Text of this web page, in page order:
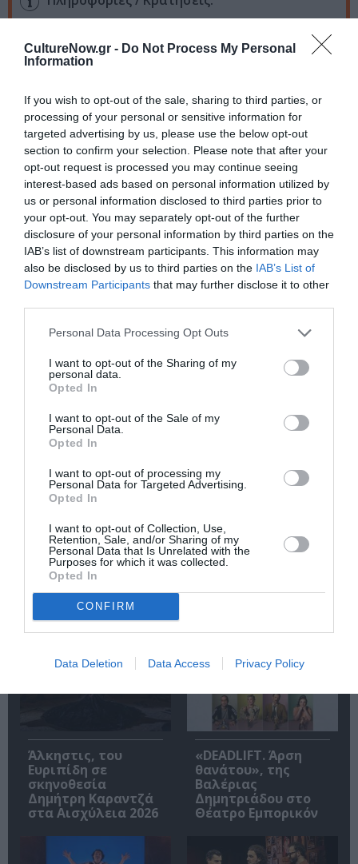
CultureNow.gr - Do Not Process My Personal
Information
If you wish to opt-out of the sale, sharing to third parties, or
processing of your personal or sensitive information for
targeted advertising by us, please use the below opt-out
section to confirm your selection. Please note that after your
opt-out request is processed you may continue seeing
interest-based ads based on personal information utilized by
us or personal information disclosed to third parties prior to
your opt-out. You may separately opt-out of the further
disclosure of your personal information by third parties on the
IAB’s list of downstream participants. This information may
also be disclosed by us to third parties on the IAB’s List of
Downstream Participants that may further disclose it to other
Personal Data Processing Opt Outs
I want to opt-out of the Sharing of my
personal data.
Opted In
I want to opt-out of the Sale of my
Personal Data.
Opted In
I want to opt-out of processing my
Personal Data for Targeted Advertising.
Opted In
I want to opt-out of Collection, Use,
Retention, Sale, and/or Sharing of my
Personal Data that Is Unrelated with the
Purposes for which it was collected.
Opted In
CONFIRM
Data Deletion Data Access Privacy Policy
μάθετε πρώτοι όλες τις ειδήσεις
Δείτε όλα τατελευταία νέαγια την Τέχνη και τον
Πολιτισμό στοCulturenow.gr
Νέοι Διαγωνισμοί❯
Tags
ΒΑΣΙΛΗΣ ΚΑΤΣΙΚΟΝΟΥΡΗΣ
ΔΡΑΜΑ - ΚΟΙΝΩΝΙΚΟ - ΣΥΓΧΡΟΝΟ
ΘΕΑΤΡΙΚΕΣ ΠΑΡΑΣΤΑΣΕΙΣ 2024 - 2025
ΜΑΝΟΣ ΚΑΡΑΤΖΟΓΙΑΝΝΗΣ
Newsletter
την Τέχνη και τον Πολιτισμό!
Ακολουθήστε το Culturenow.gr
Σχετικά Άρθρα
Άλκηστις, του
Ευριπίδη σε
σκηνοθεσία
Δημήτρη Καραντζά
στα Αισχύλεια 2026
«DEADLIFT. Άρση
θανάτου», της
Βαλέριας
Δημητριάδου στο
Θέατρο Εμπορικόν